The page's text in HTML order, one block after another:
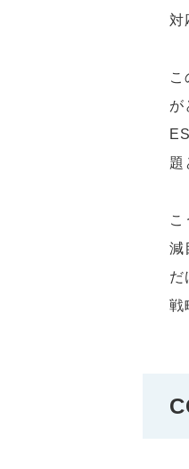
対
こ
が
題
こ
減
だ
戦